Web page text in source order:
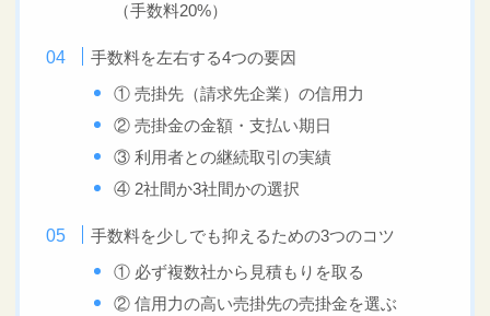
（手数料20%）
手数料を左右する4つの要因
① 売掛先（請求先企業）の信用力
② 売掛金の金額・支払い期日
③ 利用者との継続取引の実績
④ 2社間か3社間かの選択
手数料を少しでも抑えるための3つのコツ
① 必ず複数社から見積もりを取る
② 信用力の高い売掛先の売掛金を選ぶ